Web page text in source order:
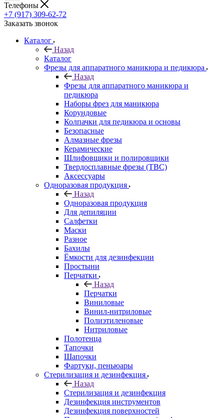
Телефоны
+7 (917) 309-62-72
Заказать звонок
Каталог
Назад
Каталог
Фрезы для аппаратного маникюра и педикюра
Назад
Фрезы для аппаратного маникюра и
педикюра
Наборы фрез для маникюра
Корундовые
Колпачки для педикюра и основы
Безопасные
Алмазные фрезы
Керамические
Шлифовщики и полировщики
Твердосплавные фрезы (ТВС)
Аксессуары
Одноразовая продукция
Назад
Одноразовая продукция
Для депиляции
Салфетки
Маски
Разное
Бахилы
Ёмкости для дезинфекции
Простыни
Перчатки
Назад
Перчатки
Виниловые
Винил-нитриловые
Полиэтиленовые
Нитриловые
Полотенца
Тапочки
Шапочки
Фартуки, пеньюары
Стерилизация и дезинфекция
Назад
Стерилизация и дезинфекция
Дезинфекция инструментов
Дезинфекция поверхностей